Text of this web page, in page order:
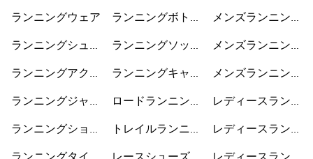
ランニングウェア
ランニングシュー
ランニングアクセ
ランニングジャケ
ランニングショー
ランニングボトム
ランニングソック
ランニングキャッ
ロードランニング
トレイルランニン
メンズランニング
メンズランニング
メンズランニング
レディースランニ
レディースランニ